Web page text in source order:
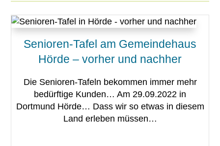
Senioren-Tafel am Gemeindehaus
Hörde – vorher und nachher
Die Senioren-Tafeln bekommen immer mehr
bedürftige Kunden… Am 29.09.2022 in
Dortmund Hörde… Dass wir so etwas in diesem
Land erleben müssen…